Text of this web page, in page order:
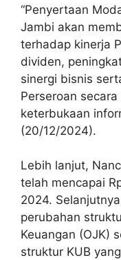
“Penyertaan
Jambi akan
terhadap kinerja
dividen,
sinergi bisnis
Perseroan
keterbukaan
(20/12/2024).
Lebih lanjut,
telah mencapai
2024.
perubahan
Keuangan (OJK)
struktur KUB